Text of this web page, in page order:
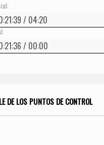
DE LOS PUNTOS DE CONTROL